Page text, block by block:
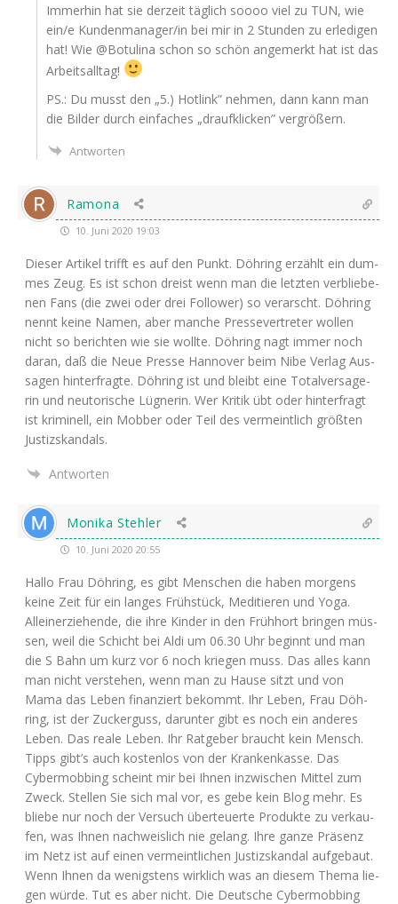
Immer­hin hat sie der­zeit täg­lich soooo viel zu TUN, wie
ein/e Kundenmanager/in bei mir in 2 Stun­den zu erle­di­gen
hat! Wie @Botulina schon so schön ange­merkt hat ist das
Arbeitsalltag!
PS.: Du musst den „5.) Hot­link” neh­men, dann kann man
die Bil­der durch ein­fa­ches „drauf­kli­cken” vergrößern.
Antworten
Ramona
10. Juni 2020 19:03
Die­ser Arti­kel trifft es auf den Punkt. Döh­ring erzählt ein dum­
mes Zeug. Es ist schon dreist wenn man die letz­ten ver­blie­be­
nen Fans (die zwei oder drei Fol­lower) so ver­arscht. Döh­ring
nennt kei­ne Namen, aber man­che Pres­se­ver­tre­ter wol­len
nicht so berich­ten wie sie woll­te. Döh­ring nagt immer noch
dar­an, daß die Neue Pres­se Han­no­ver beim Nibe Ver­lag Aus­
sa­gen hin­ter­frag­te. Döh­ring ist und bleibt eine Total­ver­sa­ge­
rin und neu­to­ri­sche Lüg­ne­rin. Wer Kri­tik übt oder hin­ter­fragt
ist kri­mi­nell, ein Mob­ber oder Teil des ver­meint­lich größ­ten
Justizskandals.
Antworten
Monika Stehler
10. Juni 2020 20:55
Hal­lo Frau Döh­ring, es gibt Men­schen die haben mor­gens
kei­ne Zeit für ein lan­ges Früh­stück, Medi­tie­ren und Yoga.
Allein­er­zie­hen­de, die ihre Kin­der in den Früh­hort brin­gen müs­
sen, weil die Schicht bei Aldi um 06.30 Uhr beginnt und man
die S Bahn um kurz vor 6 noch krie­gen muss. Das alles kann
man nicht ver­ste­hen, wenn man zu Hau­se sitzt und von
Mama das Leben finan­ziert bekommt. Ihr Leben, Frau Döh­
ring, ist der Zucker­guss, dar­un­ter gibt es noch ein ande­res
Leben. Das rea­le Leben. Ihr Rat­ge­ber braucht kein Mensch.
Tipps gibt’s auch kos­ten­los von der Kran­ken­kas­se. Das
Cyber­mob­bing scheint mir bei Ihnen inzwi­schen Mit­tel zum
Zweck. Stel­len Sie sich mal vor, es gebe kein Blog mehr. Es
blie­be nur noch der Ver­such über­teu­er­te Pro­duk­te zu ver­kau­
fen, was Ihnen nach­weis­lich nie gelang. Ihre gan­ze Prä­senz
im Netz ist auf einen ver­meint­li­chen Jus­tiz­skan­dal auf­ge­baut.
Wenn Ihnen da wenigs­tens wirk­lich was an die­sem The­ma lie­
gen wür­de. Tut es aber nicht. Die Deut­sche Cyber­mob­bing